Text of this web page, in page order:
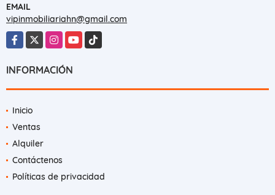
EMAIL
vipinmobiliariahn@gmail.com
Facebook
X InstagramYouTubeTikTok
INFORMACIÓN
Inicio
Ventas
Alquiler
Contáctenos
Políticas de privacidad